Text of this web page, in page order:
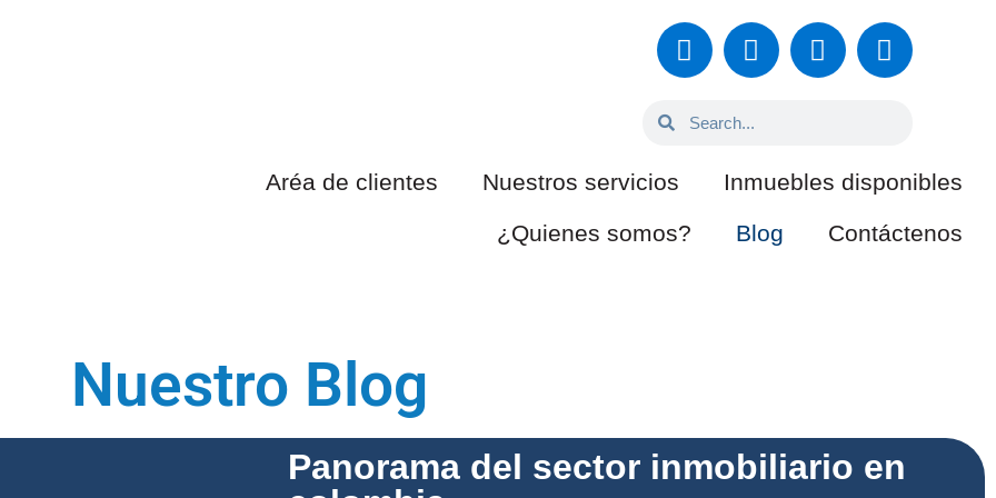
Aréa de clientes Nuestros servicios
Inmuebles disponibles
¿Quienes somos?
Blog Contáctenos
Nuestro Blog
Panorama del sector inmobiliario en